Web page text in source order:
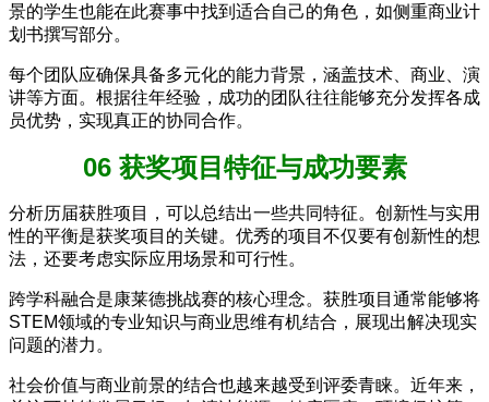
景的学生也能在此赛事中找到适合自己的角色，如侧重商业计
划书撰写部分。
每个团队应确保具备多元化的能力背景，涵盖技术、商业、演
讲等方面。根据往年经验，成功的团队往往能够充分发挥各成
员优势，实现真正的协同合作。
06 获奖项目特征与成功要素
分析历届获胜项目，可以总结出一些共同特征。创新性与实用
性的平衡是获奖项目的关键。优秀的项目不仅要有创新性的想
法，还要考虑实际应用场景和可行性。
跨学科融合是康莱德挑战赛的核心理念。获胜项目通常能够将
STEM领域的专业知识与商业思维有机结合，展现出解决现实
问题的潜力。
社会价值与商业前景的结合也越来越受到评委青睐。近年来，